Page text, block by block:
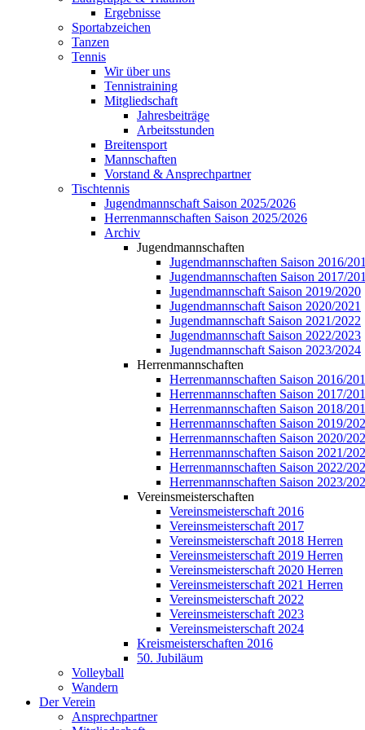
Ergebnisse
Sportabzeichen
Tanzen
Tennis
Wir über uns
Tennistraining
Mitgliedschaft
Jahresbeiträge
Arbeitsstunden
Breitensport
Mannschaften
Vorstand & Ansprechpartner
Tischtennis
Jugendmannschaft Saison 2025/2026
Herrenmannschaften Saison 2025/2026
Archiv
Jugendmannschaften
Jugendmannschaften Saison 2016/
Jugendmannschaften Saison 2017/
Jugendmannschaft Saison 2019/2020
Jugendmannschaft Saison 2020/2021
Jugendmannschaft Saison 2021/2022
Jugendmannschaft Saison 2022/2023
Jugendmannschaft Saison 2023/2024
Herrenmannschaften
Herrenmannschaften Saison 2016/
Herrenmannschaften Saison 2017/
Herrenmannschaften Saison 2018/
Herrenmannschaften Saison 2019/
Herrenmannschaften Saison 2020/
Herrenmannschaften Saison 2021/
Herrenmannschaften Saison 2022/
Herrenmannschaften Saison 2023/
Vereinsmeisterschaften
Vereinsmeisterschaft 2016
Vereinsmeisterschaft 2017
Vereinsmeisterschaft 2018 Herren
Vereinsmeisterschaft 2019 Herren
Vereinsmeisterschaft 2020 Herren
Vereinsmeisterschaft 2021 Herren
Vereinsmeisterschaft 2022
Vereinsmeisterschaft 2023
Vereinsmeisterschaft 2024
Kreismeisterschaften 2016
50. Jubiläum
Volleyball
Wandern
Der Verein
Ansprechpartner